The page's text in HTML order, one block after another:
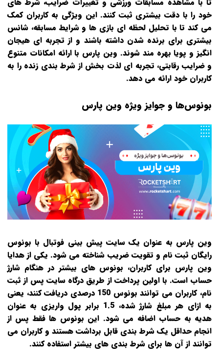
خود را با دقت بیشتری ثبت کنند. این ویژگی به کاربران کمک
می‌ کند تا با تحلیل لحظه‌ ای بازی‌ ها و شرایط مسابقه، شانس
بیشتری برای برنده شدن داشته باشند و از تجربه‌ ای هیجان‌
انگیز و پویا بهره‌ مند شوند. وین پارس با ارائه امکانات متنوع
و ضرایب رقابتی، تجربه‌ ای لذت‌ بخش از شرط‌ بندی زنده را به
کاربران خود ارائه می‌ دهد.
بونوس‌ها و جوایز ویژه وین پارس
وین پارس به عنوان یک سایت پیش‌ بینی فوتبال با بونوس
رایگان ثبت نام و تقویت ضریب شناخته می‌ شود. یکی از هدایا
وین پارس برای کاربران، بونوس‌ های بیشتر در هنگام شارژ
حساب است. با اولین پرداخت از طریق درگاه سایت پس از ثبت‌
نام، کاربران می‌ توانند بونوس 150 درصدی دریافت کنند، یعنی
به ازای هر مبلغ شارژ شده، 1.5 برابر پول واریزی به عنوان
هدیه به حساب اضافه می‌ شود. این بونوس‌ ها فقط پس از
انجام حداقل یک شرط‌ بندی قابل برداشت هستند و کاربران می‌
توانند از آن‌ ها برای شرط‌ بندی‌ های بیشتر استفاده کنند.